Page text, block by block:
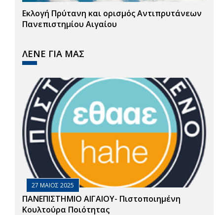
Εκλογή Πρύτανη και ορισμός Αντιπρυτάνεων
Πανεπιστημίου Αιγαίου
ΛΕΝΕ ΓΙΑ ΜΑΣ
27 ΜΑΙΟΣ 2025
ΠΑΝΕΠΙΣΤΗΜΙΟ ΑΙΓΑΙΟΥ- Πιστοποιημένη
Κουλτούρα Ποιότητας